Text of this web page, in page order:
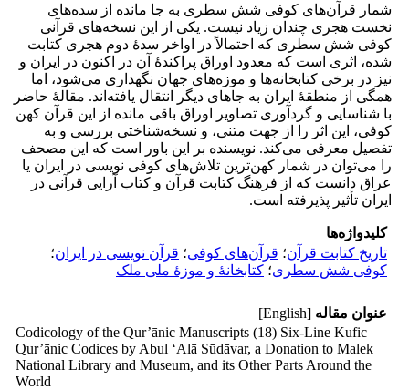
شمار قرآن‌های کوفی شش سطری به جا مانده از سده‌های
نخست هجری چندان زیاد نیست. یکی از این نسخه‌های قرآنی
کوفی شش سطری که احتمالاً در اواخر سدۀ دوم هجری کتابت
شده، اثری است که معدود اوراق پراکندۀ آن در اکنون در ایران و
نیز در برخی کتابخانه‌ها و موزه‌های جهان نگهداری می‌شود، اما
همگی از منطقۀ ایران به جاهای دیگر انتقال یافته‌اند. مقالۀ حاضر
با شناسایی و گردآوری تصاویر اوراق باقی مانده از این قرآن کهن
کوفی، این اثر را از جهت متنی، و نسخه‌شناختی بررسی و به
تفصیل معرفی می‌کند. نویسنده بر این باور است که این مصحف
را می‌توان در شمار کهن‌ترین تلاش‌های کوفی نویسی در ایران یا
عراق دانست که از فرهنگ کتابت قرآن و کتاب آرایی قرآنی در
ایران تأثیر پذیرفته است.
کلیدواژه‌ها
تاریخ کتابت قرآن؛ قرآن‌های کوفی؛ قرآن نویسی در ایران؛
کوفی شش سطری؛ کتابخانۀ و موزۀ ملی ملک
عنوان مقاله [English]
Codicology of the Qur’ānic Manuscripts (18) Six-Line Kufic
Qur’ānic Codices by Abul ‘Alā Sūdāvar, a Donation to Malek
National Library and Museum, and its Other Parts Around the
World